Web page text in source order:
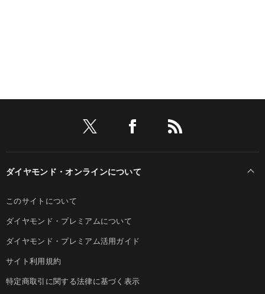
ダイヤモンド・オンラインについて
このサイトについて
ダイヤモンド・プレミアムについて
ダイヤモンド・プレミアム活用ガイド
サイト利用規約
特定商取引に関する法律に基づく表示